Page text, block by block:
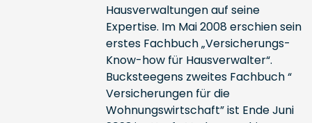
Hausverwaltungen auf seine
Expertise. Im Mai 2008 erschien sein
erstes Fachbuch „Versicherungs-
Know-how für Hausverwalter“.
Bucksteegens zweites Fachbuch “
Versicherungen für die
Wohnungswirtschaft” ist Ende Juni